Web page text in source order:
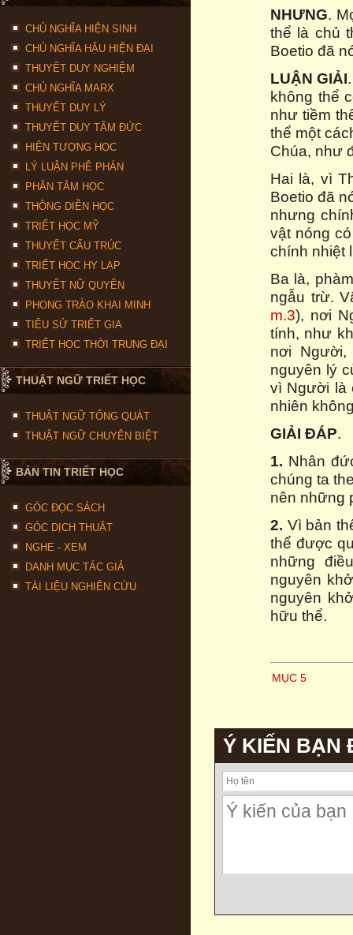
CHỦ NGHĨA HIỆN SINH
CHỦ NGHĨA HẬU HIỆN ĐẠI
THUYẾT DUY NGHIỆM
CHỦ NGHĨA MARX
THUYẾT DUY LÝ
THUYẾT DUY TÂM ĐỨC
HIỆN TƯỢNG HỌC
LÝ LUẬN PHÊ PHÁN
PHÂN TÂM HỌC
THÔNG DIỄN HỌC
TRIẾT HỌC MỸ
THUYẾT CẤU TRÚC
TRIẾT HỌC HY LẠP
THUYẾT NỮ QUYỀN
PHONG TRÀO KHAI MINH
TIỂU SỬ TRIẾT GIA
TRIẾT HỌC THỜI TRUNG ĐẠI
THUẬT NGỮ TRIẾT HỌC
THUẬT NGỮ TỔNG QUÁT
THUẬT NGỮ CHUYÊN BIỆT
BẢN TIN TRIẾT HỌC
GÓC ĐỌC SÁCH
GÓC DỊCH THUẬT
NGHE - XEM
DANH MỤC TÁC GIẢ
TÀI LIỆU NGHIÊN CỨU
NHƯNG.
thể là chủ
Boetio đã
LUẬN GIẢI
không thể
như tiềm
thể một
Chúa, như
Hai là, vì
Boetio đã
nhưng
vật nóng
chính nhiệt
Ba là,
ngẫu trừ.
m.3), nơi
tính, như
nơi
nguyên lý
vì Người là
nhiên
GIẢI ĐÁP.
1. Nhân
chúng ta
nên những
2. Vì bản
thể được
những
nguyên
nguyên
hữu thể.
MỤC 5
Ý KIẾN BẠN